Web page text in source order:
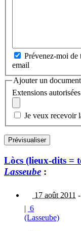
Prévenez-moi de
email
Ajouter un document
Extensions
Je veux recevoir
Lòcs (lieux-dits =
Lasseube :
17 août 2011 -
| 6
(Lasseube)